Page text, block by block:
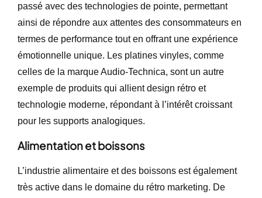
passé avec des technologies de pointe, permettant
ainsi de répondre aux attentes des consommateurs en
termes de performance tout en offrant une expérience
émotionnelle unique. Les platines vinyles, comme
celles de la marque Audio-Technica, sont un autre
exemple de produits qui allient design rétro et
technologie moderne, répondant à l’intérêt croissant
pour les supports analogiques.
Alimentation et boissons
L’industrie alimentaire et des boissons est également
très active dans le domaine du rétro marketing. De